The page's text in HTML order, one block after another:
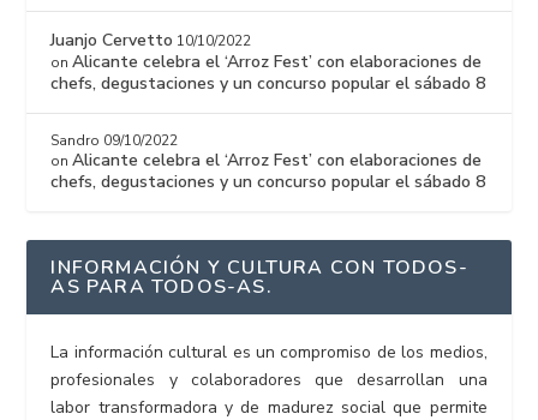
Juanjo Cervetto 10/10/2022
onAlicante celebra el ‘Arroz Fest’ con elaboraciones de
chefs, degustaciones y un concurso popular el sábado 8
Sandro 09/10/2022
onAlicante celebra el ‘Arroz Fest’ con elaboraciones de
chefs, degustaciones y un concurso popular el sábado 8
INFORMACIÓN Y CULTURA CON TODOS-
AS PARA TODOS-AS.
La información cultural es un compromiso de los medios,
profesionales y colaboradores que desarrollan una
labor transformadora y de madurez social que permite